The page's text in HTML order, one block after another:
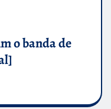
o banda de